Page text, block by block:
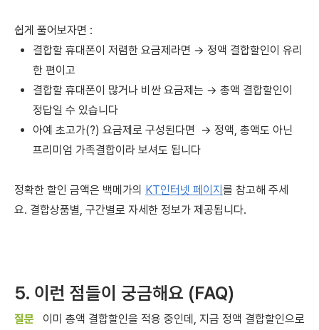
쉽게 풀어보자면 :
결합할 휴대폰이 저렴한 요금제라면 → 정액 결합할인이 유리
한 편이고
결합할 휴대폰이 많거나 비싼 요금제는 → 총액 결합할인이
정답일 수 있습니다
아예 초고가(?) 요금제로 구성된다면 → 정액, 총액도 아닌
프리미엄 가족결합이라 보셔도 됩니다
정확한 할인 금액은 백메가의 KT인터넷 페이지 를 참고해 주세
요. 결합상품별, 구간별로 자세한 정보가 제공됩니다.
5. 이런 점들이 궁금해요 (FAQ)
이미 총액 결합할인을 적용 중인데, 지금 정액 결합할인으로